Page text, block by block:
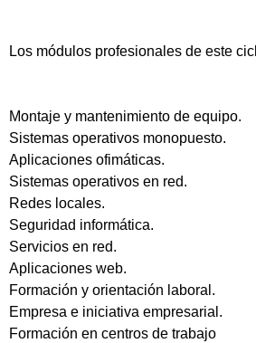
Los módulos profesionales de este
Montaje y mantenimiento de equipo.
Sistemas operativos monopuesto.
Aplicaciones ofimáticas.
Sistemas operativos en red.
Redes locales.
Seguridad informática.
Servicios en red.
Aplicaciones web.
Formación y orientación laboral.
Empresa e iniciativa empresarial.
Formación en centros de trabajo